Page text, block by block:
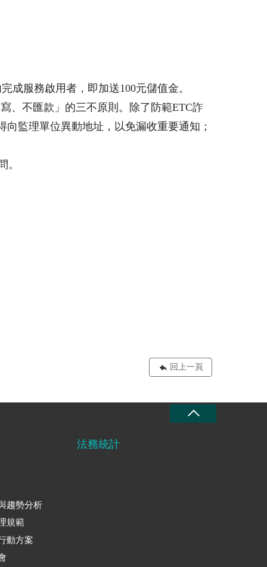
成服務啟用者，即加送100元儲值金。
、不匯款」的三不原則。除了防範ETC詐
監理單位異動地址，以免漏收重要通知；
。
回上一頁
趨勢分析
規範
動方案
法務統計